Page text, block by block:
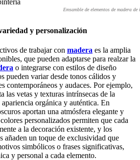
Emsamble de elementos de madera
y personalización
de trabajar con madera es la amplia
que pueden adaptarse para realzar la
o integrarse con estilos de diseño
pueden variar desde tonos cálidos y
contemporáneos y audaces. Por ejemplo,
las vetas y texturas intrínsecas de la
orgánica y auténtica. En
aportan una atmósfera elegante y
personalizados permiten que cada
a la decoración existente, y los
añaden un toque de exclusividad que
simbólicos o frases significativas,
y personal a cada elemento.